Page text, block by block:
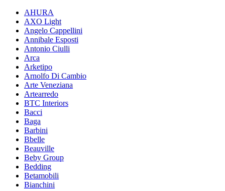
AHURA
AXO Light
Angelo Cappellini
Annibale Esposti
Antonio Ciulli
Arca
Arketipo
Arnolfo Di Cambio
Arte Veneziana
Artearredo
BTC Interiors
Bacci
Baga
Barbini
Bbelle
Beauville
Beby Group
Bedding
Betamobili
Bianchini